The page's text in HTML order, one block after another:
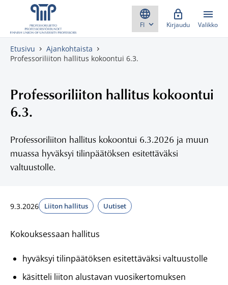
Skippaa sisältö
Kirjaudu Valikko
Etusivu
Ajankohtaista
Professoriliiton hallitus kokoontui 6.3.
Professoriliiton hallitus kokoontui
6.3.
Professoriliiton hallitus kokoontui 6.3.2026 ja muun
muassa hyväksyi tilinpäätöksen esitettäväksi
valtuustolle.
9.3.2026 Liiton hallitus Uutiset
Kokouksessaan hallitus
hyväksyi tilinpäätöksen esitettäväksi valtuustolle
käsitteli liiton alustavan vuosikertomuksen